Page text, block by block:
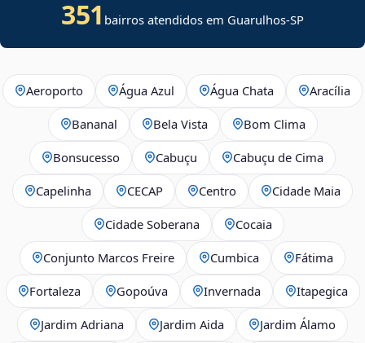
351 bairros atendidos em Guarulhos-SP
Aeroporto Água Azul Água Chata Aracília
Bananal Bela Vista Bom Clima
Bonsucesso Cabuçu Cabuçu de Cima
Capelinha CECAP Centro Cidade Maia
Cidade Soberana Cocaia
Conjunto Marcos Freire Cumbica Fátima
Fortaleza Gopoúva Invernada Itapegica
Jardim Adriana Jardim Aida Jardim Álamo